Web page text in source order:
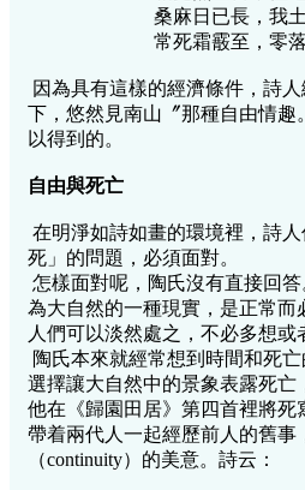
桑麻日已長，我
常死霜霰至，零
因為具有這樣的經濟條件，詩
下，悠然見南山〞那種自由情趣
以得到的。
自由與死亡
在明淨如詩如畫的環境裡，詩
死」的問題，必須面對。
怎樣面對呢，陶氏沒有直接回
為大自然的一種現實，是正常而
人們可以淡然處之，不必多想或
陶氏本來就經常想到時間和死
選擇讓大自然中的景象表露死亡
他在《歸園田居》第四首裡將死
帶着兩代人一起經歷前人的舊事
（continuity）的美意。詩云：